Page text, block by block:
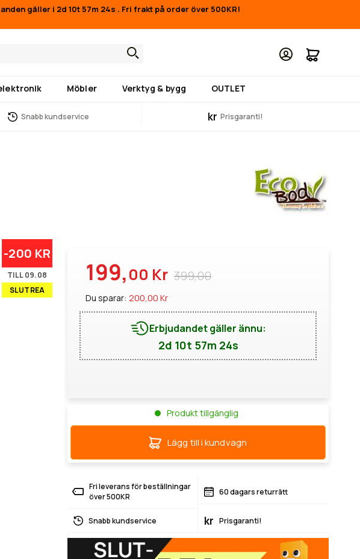
gäller i 2d 10t 57m 24s . Fri frakt på order över 500KR!
Min
Möbler Verktyg & bygg OUTLET
Snabb kundservice kr Prisgaranti!
-200 KR
TILL 09.08
SLUTREA
399,00
199,00 Kr
Du sparar: 200,00 Kr
Erbjudandet gäller ännu:
2d 10t 57m 24s
Produkt tillgänglig
Lägg till i kundvagn
Fri leverans för beställningar
över 500KR
60 dagars returrätt
Snabb kundservice kr Prisgaranti!